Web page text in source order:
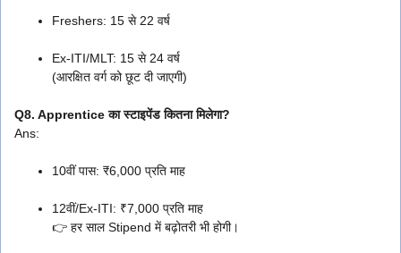
Freshers: 15 से 22 वर्ष
Ex-ITI/MLT: 15 से 24 वर्ष
(आरक्षित वर्ग को छूट दी जाएगी)
Q8. Apprentice का स्टाइपेंड कितना मिलेगा?
Ans:
10वीं पास: ₹6,000 प्रति माह
12वीं/Ex-ITI: ₹7,000 प्रति माह
👉 हर साल Stipend में बढ़ोतरी भी होगी।